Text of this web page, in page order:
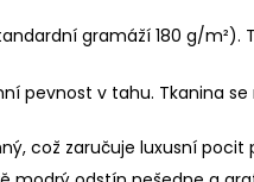
gramáží 180 g/m²).
pevnost v tahu. Tkanina
což zaručuje luxusní